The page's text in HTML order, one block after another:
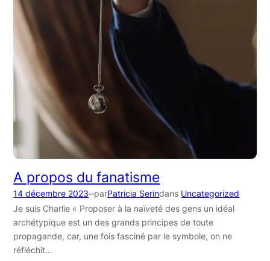
A propos du fanatisme
14 décembre 2023–parPatricia Serindans Uncategorized
Je suis Charlie « Proposer à la naïveté des gens un idéal
archétypique est un des grands principes de toute
propagande, car, une fois fasciné par le symbole, on ne
réfléchit…